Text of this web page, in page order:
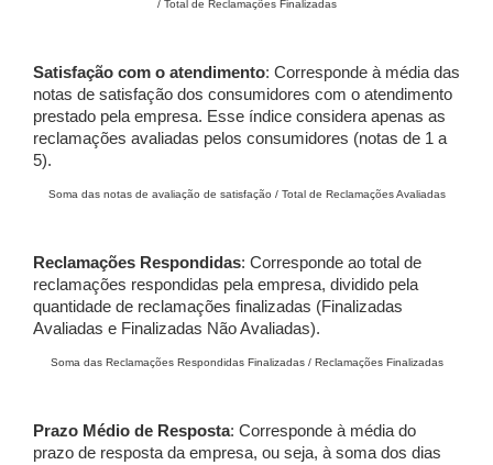
/ Total de Reclamações Finalizadas
Satisfação com o atendimento: Corresponde à média das
notas de satisfação dos consumidores com o atendimento
prestado pela empresa. Esse índice considera apenas as
reclamações avaliadas pelos consumidores (notas de 1 a
5).
Soma das notas de avaliação de satisfação / Total de Reclamações Avaliadas
Reclamações Respondidas: Corresponde ao total de
reclamações respondidas pela empresa, dividido pela
quantidade de reclamações finalizadas (Finalizadas
Avaliadas e Finalizadas Não Avaliadas).
Soma das Reclamações Respondidas Finalizadas / Reclamações Finalizadas
Prazo Médio de Resposta: Corresponde à média do
prazo de resposta da empresa, ou seja, à soma dos dias